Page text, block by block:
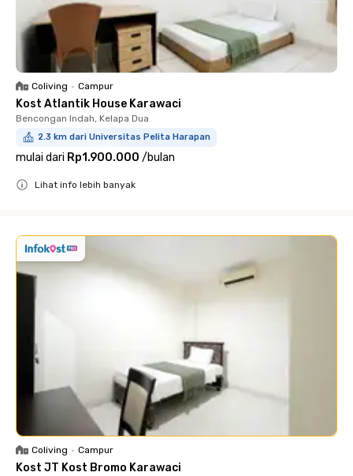
Coliving • Campur
Kost Atlantik House Karawaci
Bencongan Indah, Kelapa Dua
2.3 km dari Universitas Pelita Harapan
mulai dari Rp1.900.000 /bulan
Lihat info lebih banyak
Coliving • Campur
Kost JT Kost Bromo Karawaci